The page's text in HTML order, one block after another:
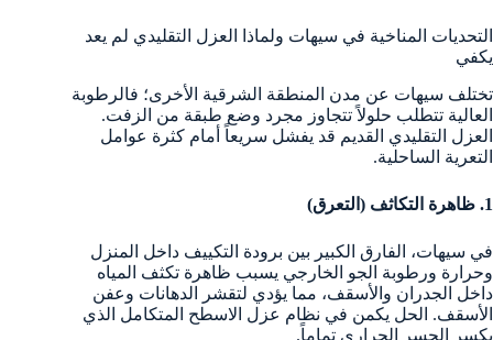
التحديات المناخية في سيهات ولماذا العزل التقليدي لم يعد
يكفي
تختلف سيهات عن مدن المنطقة الشرقية الأخرى؛ فالرطوبة
العالية تتطلب حلولاً تتجاوز مجرد وضع طبقة من الزفت.
العزل التقليدي القديم قد يفشل سريعاً أمام كثرة عوامل
التعرية الساحلية.
1. ظاهرة التكاثف (التعرق)
في سيهات، الفارق الكبير بين برودة التكييف داخل المنزل
وحرارة ورطوبة الجو الخارجي يسبب ظاهرة تكثف المياه
داخل الجدران والأسقف، مما يؤدي لتقشر الدهانات وعفن
الأسقف. الحل يكمن في نظام عزل الاسطح المتكامل الذي
يكسر الجسر الحراري تماماً.